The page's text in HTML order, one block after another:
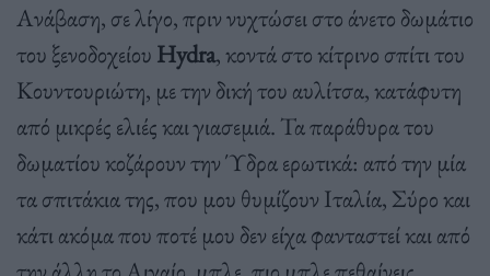
Ανάβαση, σε λίγο, πριν νυχτώσει στο άνετο δωμάτιο
του ξενοδοχείου Hydra, κοντά στο κίτρινο σπίτι του
Κουντουριώτη, με την δική του αυλίτσα, κατάφυτη
από μικρές ελιές και γιασεμιά. Τα παράθυρα του
δωματίου κοζάρουν την Ύδρα ερωτικά: από την μία
τα σπιτάκια της, που μου θυμίζουν Ιταλία, Σύρο και
κάτι ακόμα που ποτέ μου δεν είχα φανταστεί και από